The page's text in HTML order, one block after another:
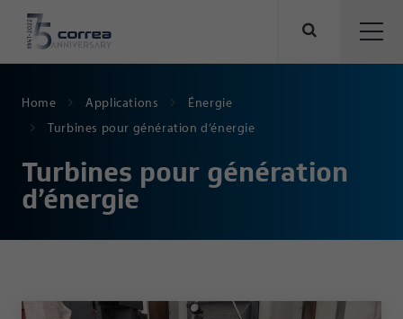
Home Applications
Énergie
Turbines pour génération d’énergie
Turbines pour génération
d’énergie